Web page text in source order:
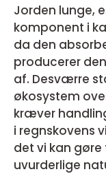
Jorden lunge,
komponent i
da den
producerer
af. Desværre
økosystem
kræver
i regnskovens
det vi kan
uvurderlige